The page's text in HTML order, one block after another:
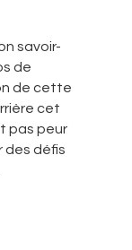
savoir-
de
de cette
cet
pas peur
des défis